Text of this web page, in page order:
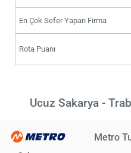
En Çok Sefer Yapan Firma
Rota Puanı
Ucuz Sakarya -
Metro